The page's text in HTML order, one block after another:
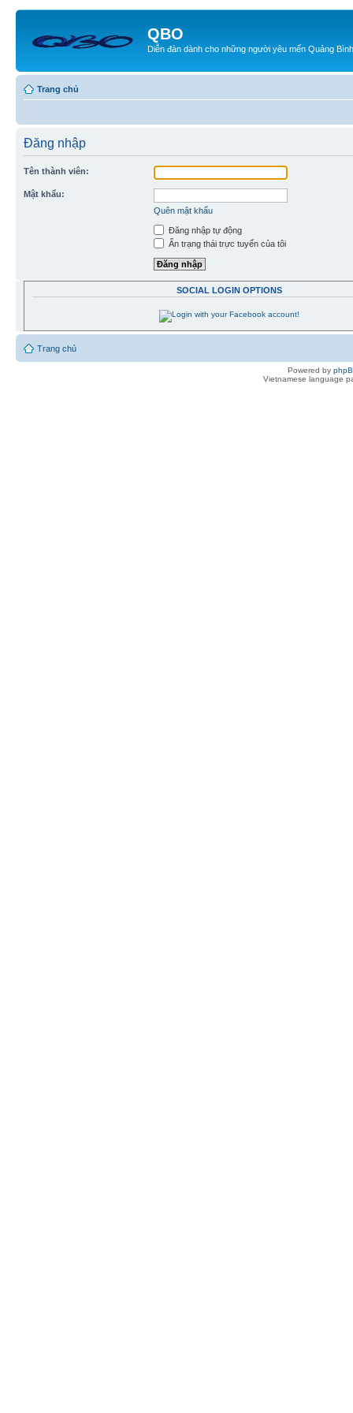
QBO
Diễn đàn dành cho những người yêu mến Quảng Bình
Trang chủ
Đăng nhập
Tên thành viên:
Mật khẩu:
Quên mật khẩu
Đăng nhập tự động
Ẩn trạng thái trực tuyến của tôi
SOCIAL LOGIN OPTIONS
Trang chủ
Powered by
Vietnamese language